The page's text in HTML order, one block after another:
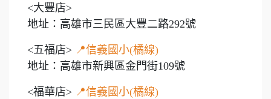
<大豐店>
地址：高雄市三民區大豐二路292號
<五福店> 📍信義國小(橘線)
地址：高雄市新興區金門街109號
<福華店> 📍信義國小(橘線)